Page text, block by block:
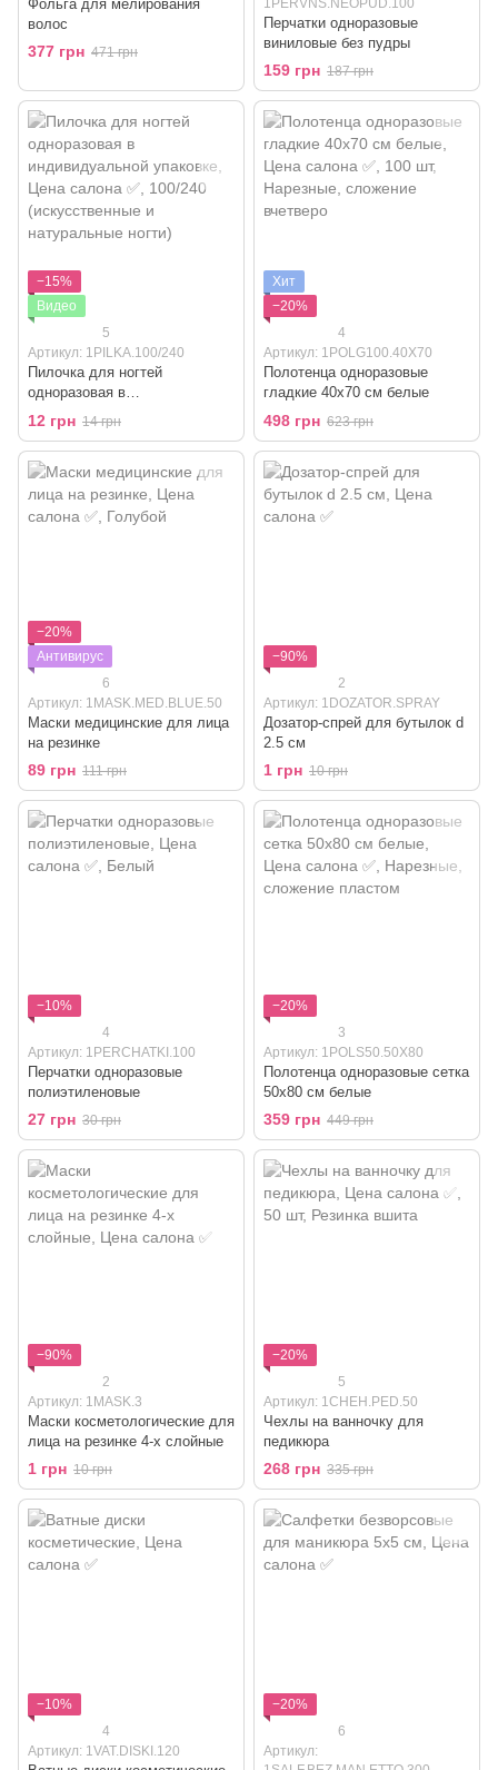
Фольга для мелирования
волос
377 грн 471 грн
1PERVNS.NEOPUD.100
Перчатки одноразовые
виниловые без пудры
159 грн 187 грн
−15%
Видео
5
Артикул: 1PILKA.100/240
Пилочка для ногтей
одноразовая в
индивидуальной упаковке
12 грн 14 грн
Хит
−20%
4
Артикул: 1POLG100.40X70
Полотенца одноразовые
гладкие 40x70 см белые
498 грн 623 грн
−20%
Антивирус
6
Артикул: 1MASK.MED.BLUE.50
Маски медицинские для лица
на резинке
89 грн 111 грн
−90%
2
Артикул: 1DOZATOR.SPRAY
Дозатор-спрей для бутылок d
2.5 см
1 грн 10 грн
−10%
4
Артикул: 1PERCHATKI.100
Перчатки одноразовые
полиэтиленовые
27 грн 30 грн
−20%
3
Артикул: 1POLS50.50X80
Полотенца одноразовые сетка
50x80 см белые
359 грн 449 грн
−90%
2
Артикул: 1MASK.3
Маски косметологические для
лица на резинке 4-х слойные
1 грн 10 грн
−20%
5
Артикул: 1CHEH.PED.50
Чехлы на ванночку для
педикюра
268 грн 335 грн
−10%
4
Артикул: 1VAT.DISKI.120
−20%
6
Артикул: